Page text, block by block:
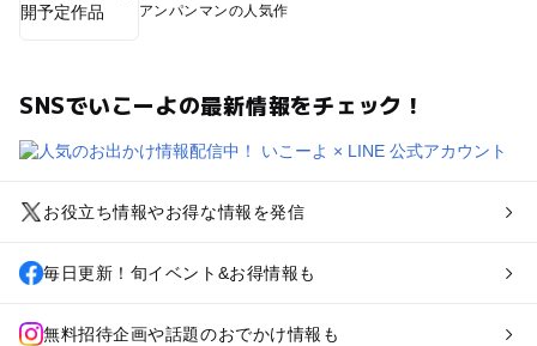
アンパンマンの人気作
SNSでいこーよの最新情報をチェック！
お役立ち情報やお得な情報を発信
毎日更新！旬イベント&お得情報も
無料招待企画や話題のおでかけ情報も